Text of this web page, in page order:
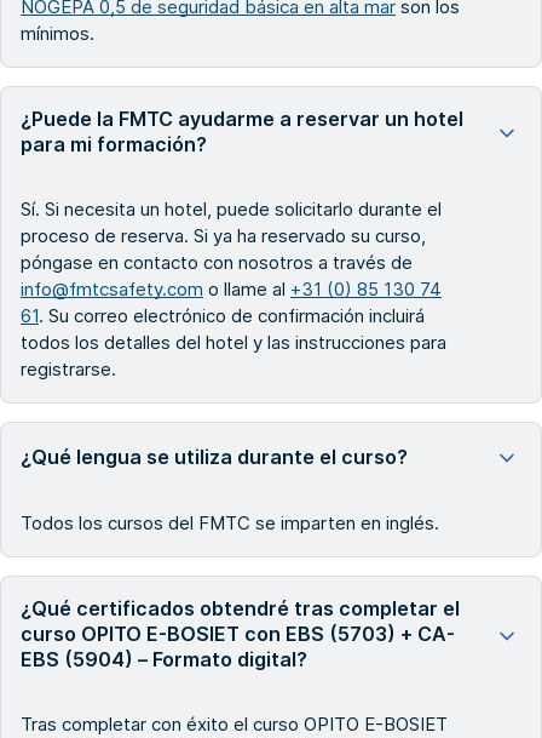
NOGEPA 0,5 de seguridad básica en alta mar son los
mínimos.
¿Puede la FMTC ayudarme a reservar un hotel
para mi formación?
Sí. Si necesita un hotel, puede solicitarlo durante el
proceso de reserva. Si ya ha reservado su curso,
póngase en contacto con nosotros a través de
info@fmtcsafety.com o llame al +31 (0) 85 130 74
61. Su correo electrónico de confirmación incluirá
todos los detalles del hotel y las instrucciones para
registrarse.
¿Qué lengua se utiliza durante el curso?
Todos los cursos del FMTC se imparten en inglés.
¿Qué certificados obtendré tras completar el
curso OPITO E-BOSIET con EBS (5703) + CA-
EBS (5904) – Formato digital?
Tras completar con éxito el curso OPITO E-BOSIET